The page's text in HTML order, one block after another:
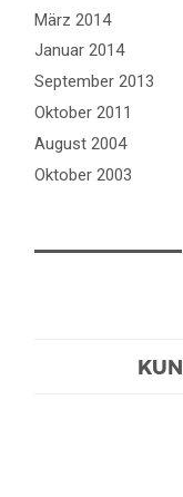
März 2014
Januar 2014
September 2013
Oktober 2011
August 2004
Oktober 2003